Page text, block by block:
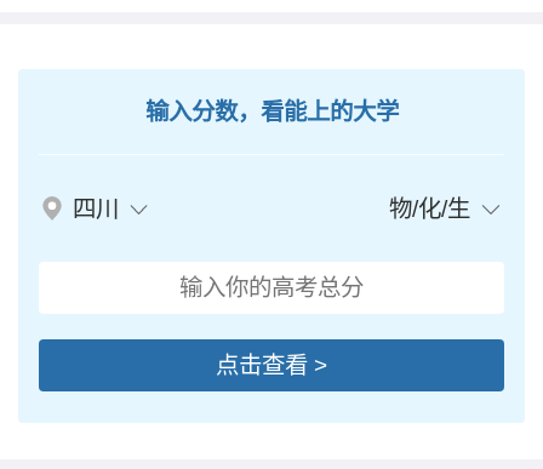
输入分数，看能上的大学
四川 物/化/生
点击查看 >